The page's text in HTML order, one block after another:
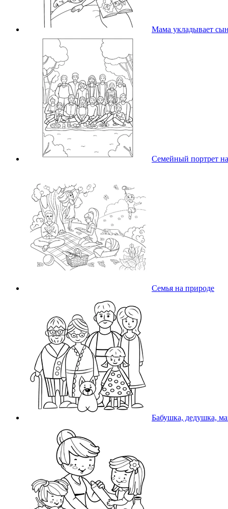
Мама укладывает
Семейный портрет
Семья на природе
Бабушка, дедушка,